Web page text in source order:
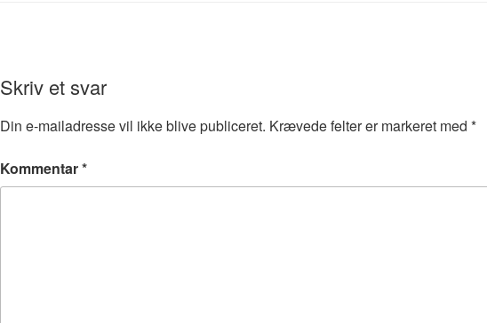
Skriv et svar
Din e-mailadresse vil ikke blive publiceret. Krævede felter er markeret med *
Kommentar*